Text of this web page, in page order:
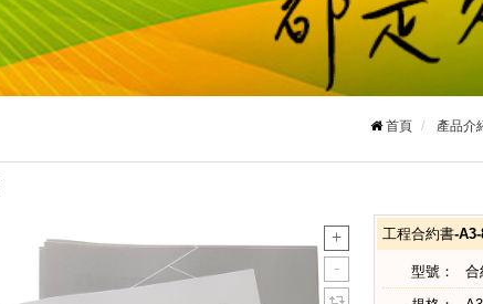
首頁 產品介
工程合約書-
型號：
合